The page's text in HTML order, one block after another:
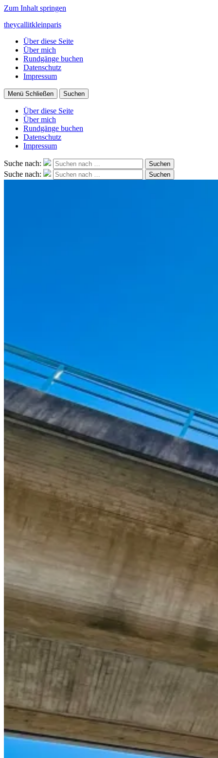
Zum Inhalt springen
theycallitkleinparis
Über diese Seite
Über mich
Rundgänge buchen
Datenschutz
Impressum
Menü Schließen Suchen
Über diese Seite
Über mich
Rundgänge buchen
Datenschutz
Impressum
Suche nach: Suchen
Suche nach: Suchen